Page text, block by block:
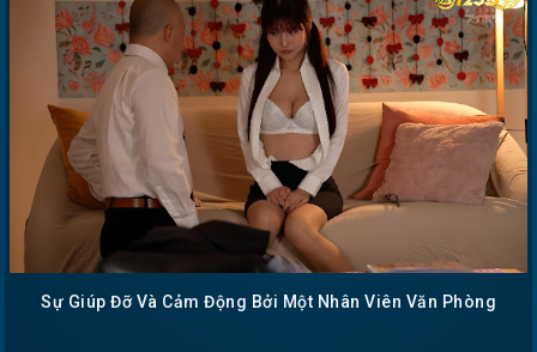
Sự Giúp Đỡ Và Cảm Động Bởi Một Nhân Viên Văn Phòng